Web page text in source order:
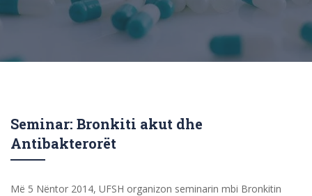
Seminar: Bronkiti akut dhe
Antibakterorët
Më 5 Nëntor 2014, UFSH organizon seminarin mbi Bronkitin